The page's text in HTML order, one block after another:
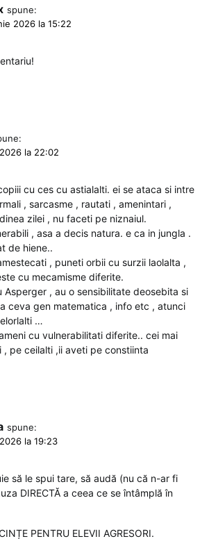
spune:
2026 la 15:22
la 22:02
cu ces cu astialalti. ei se ataca si intre
, sarcasme , rautati , amenintari ,
zilei , nu faceti pe niznaiul.
, asa a decis natura. e ca in jungla .
de hiene..
, puneti orbii cu surzii laolalta ,
cu mecamisme diferite.
Asperger , au o sensibilitate deosebita si
ceva gen matematica , info etc , atunci
…
cu vulnerabilitati diferite.. cei mai
pe ceilalti ,ii aveti pe constiinta
spune:
la 19:23
să le spui tare, să audă (nu că n-ar fi
DIRECTĂ a ceea ce se întâmplă în
PENTRU ELEVII AGRESORI.